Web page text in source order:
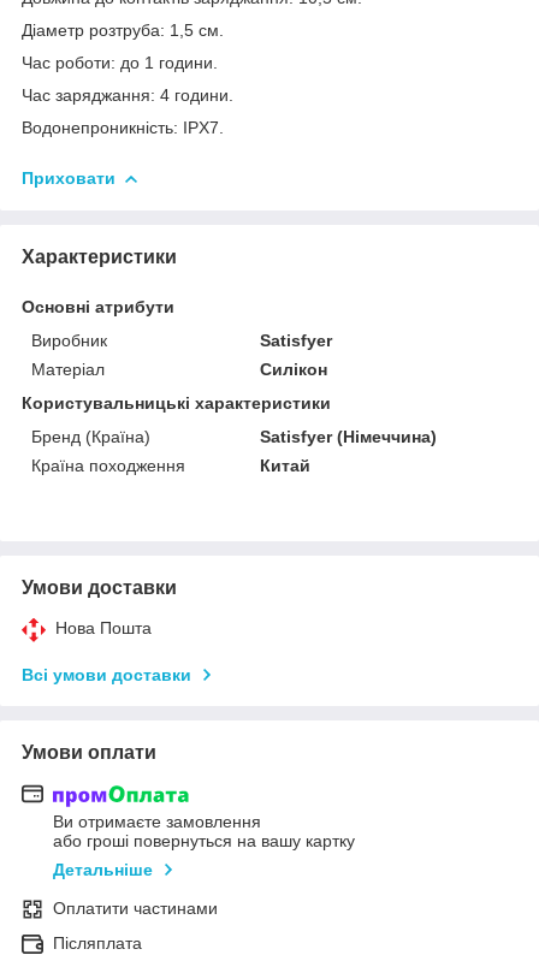
Діаметр розтруба: 1,5 см.
Час роботи: до 1 години.
Час заряджання: 4 години.
Водонепроникність: IPX7.
Приховати
Характеристики
Основні атрибути
Виробник
Satisfyer
Матеріал
Силікон
Користувальницькі характеристики
Бренд (Країна)
Satisfyer (Німеччина)
Країна походження
Китай
Умови доставки
Нова Пошта
Всі умови доставки
Умови оплати
Ви отримаєте замовлення
або гроші повернуться на вашу картку
Детальніше
Оплатити частинами
Післяплата